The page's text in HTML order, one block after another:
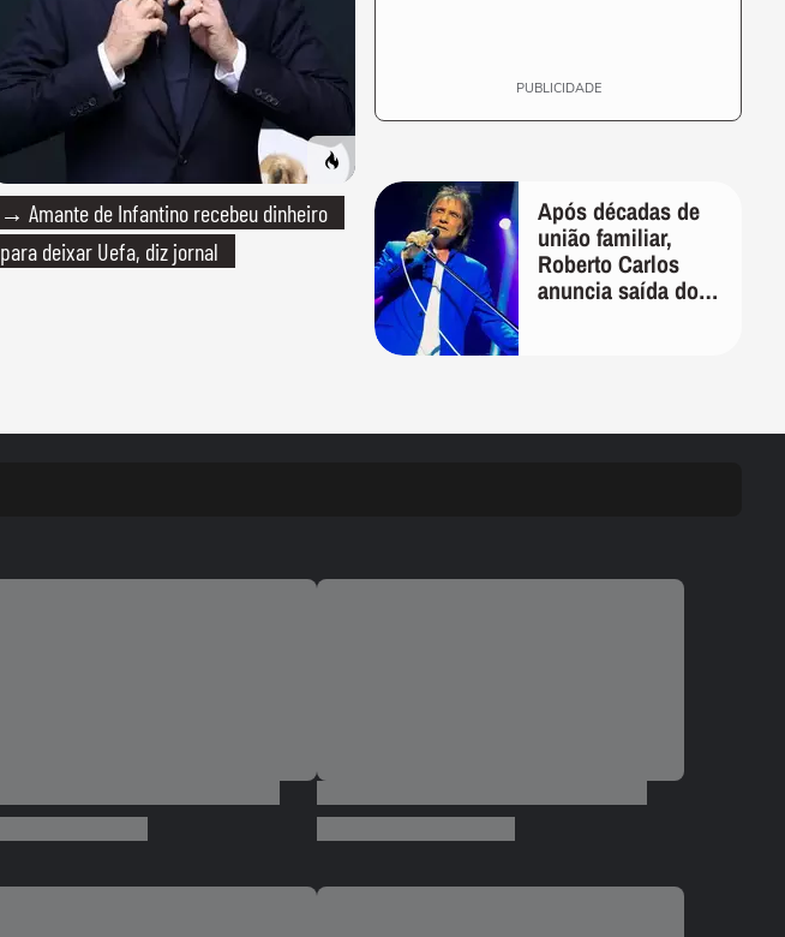
→ Amante de Infantino recebeu dinheiro
para deixar Uefa, diz jornal
PUBLICIDADE
Após décadas de
união familiar,
Roberto Carlos
anuncia saída do